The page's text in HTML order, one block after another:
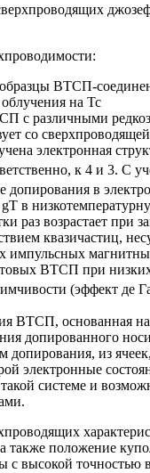
ВТСП-
на Тс
с различными
со
электронная
к 4 и 3. С
допирования в
в
раз возрастает
квазичастиц,
ВТСП при
(эффект де
ВТСП, основанная
допированного
допирования, из
электронные
системе и
положение
с высокой